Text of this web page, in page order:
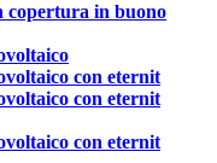
copertura in buono
con eternit
con eternit
con eternit